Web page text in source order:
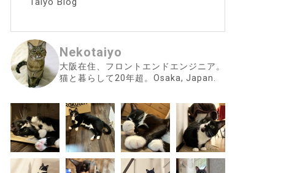
Nekotaiyo
大阪在住、フロントエンドエンジニア。
猫と暮らして20年超。Osaka, Japan.